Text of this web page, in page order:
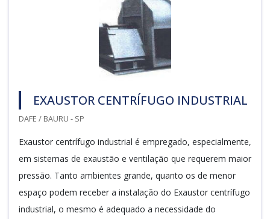
EXAUSTOR CENTRÍFUGO INDUSTRIAL
DAFE / BAURU - SP
Exaustor centrífugo industrial é empregado, especialmente,
em sistemas de exaustão e ventilação que requerem maior
pressão. Tanto ambientes grande, quanto os de menor
espaço podem receber a instalação do Exaustor centrífugo
industrial, o mesmo é adequado a necessidade do